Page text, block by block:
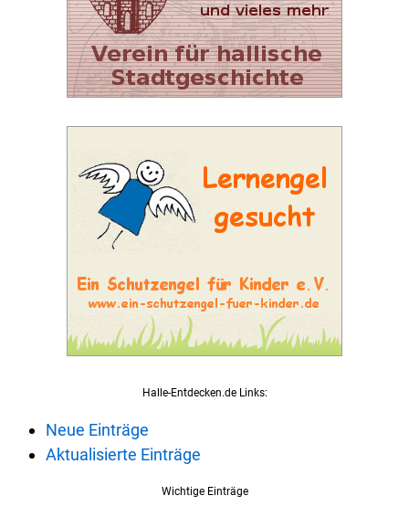
Halle-Entdecken.de Links:
Neue Einträge
Aktualisierte Einträge
Wichtige Einträge